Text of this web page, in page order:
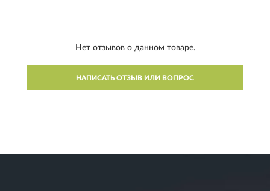
Нет отзывов о данном товаре.
НАПИСАТЬ ОТЗЫВ ИЛИ ВОПРОС